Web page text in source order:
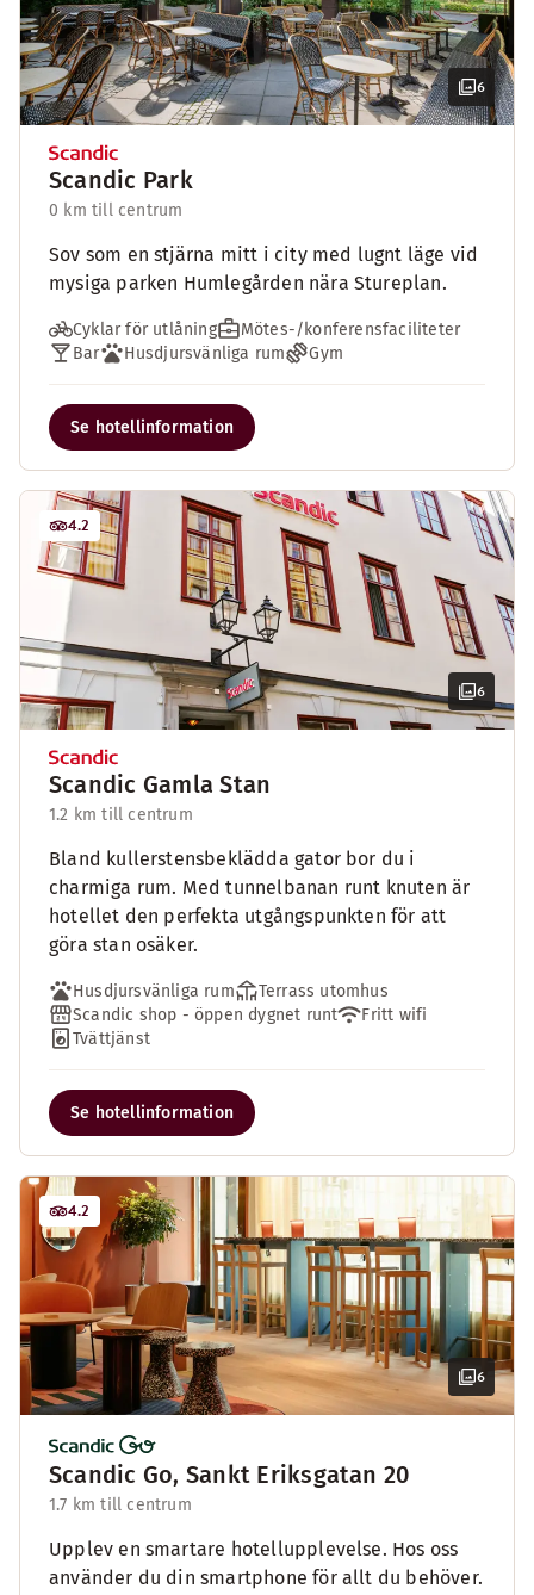
6
Scandic Park
0 km till centrum
Sov som en stjärna mitt i city med lugnt läge vid
mysiga parken Humlegården nära Stureplan.
Cyklar för utlåning
Mötes-/konferensfaciliteter
Bar
Husdjursvänliga rum Gym
Se hotellinformation
6
4.2
Scandic Gamla Stan
1.2 km till centrum
Bland kullerstensbeklädda gator bor du i
charmiga rum. Med tunnelbanan runt knuten är
hotellet den perfekta utgångspunkten för att
göra stan osäker.
Husdjursvänliga rum
Terrass utomhus
Scandic shop - öppen dygnet runt
Fritt wifi
Tvättjänst
Se hotellinformation
6
4.2
Scandic Go, Sankt Eriksgatan 20
1.7 km till centrum
Upplev en smartare hotellupplevelse. Hos oss
använder du din smartphone för allt du behöver.